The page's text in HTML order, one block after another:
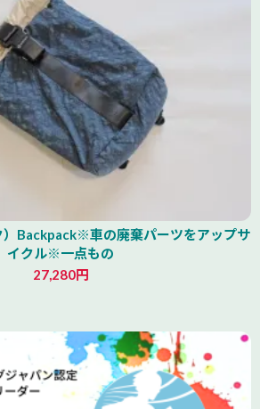
）Backpack※車の廃棄パーツをアップサ
イクル※一点もの
27,280円